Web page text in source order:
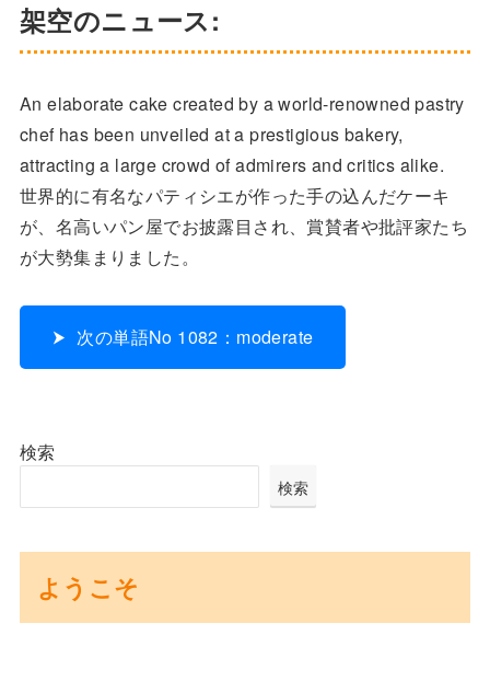
架空のニュース:
An elaborate cake created by a world-renowned pastry
chef has been unveiled at a prestigious bakery,
attracting a large crowd of admirers and critics alike.
世界的に有名なパティシエが作った手の込んだケーキ
が、名高いパン屋でお披露目され、賞賛者や批評家たち
が大勢集まりました。
次の単語No 1082：moderate
検索
検索
ようこそ